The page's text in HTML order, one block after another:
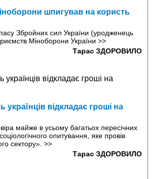
шпигував на користь
Зброй­них сил України (уродженець
Міноборони України >>
Тарас ЗДОРОВИЛО
відкладає гроші на
майже в усьому багатьох пересічних
опитування, яке провів
сектору». >>
Тарас ЗДОРОВИЛО